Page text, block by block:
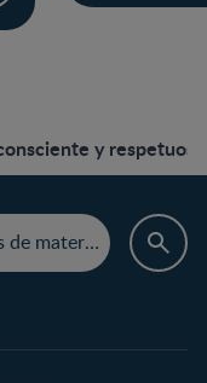
y respetuosa